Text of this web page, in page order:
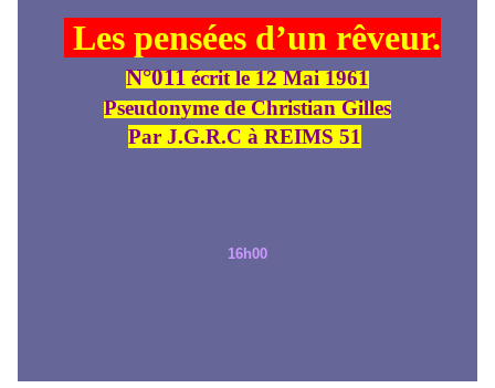
Les pensées d’un rêveur.
N°011écrit le 12 Mai 1961
Pseudonyme de Christian Gilles
Par J.G.R.C à REIMS 51
16h00